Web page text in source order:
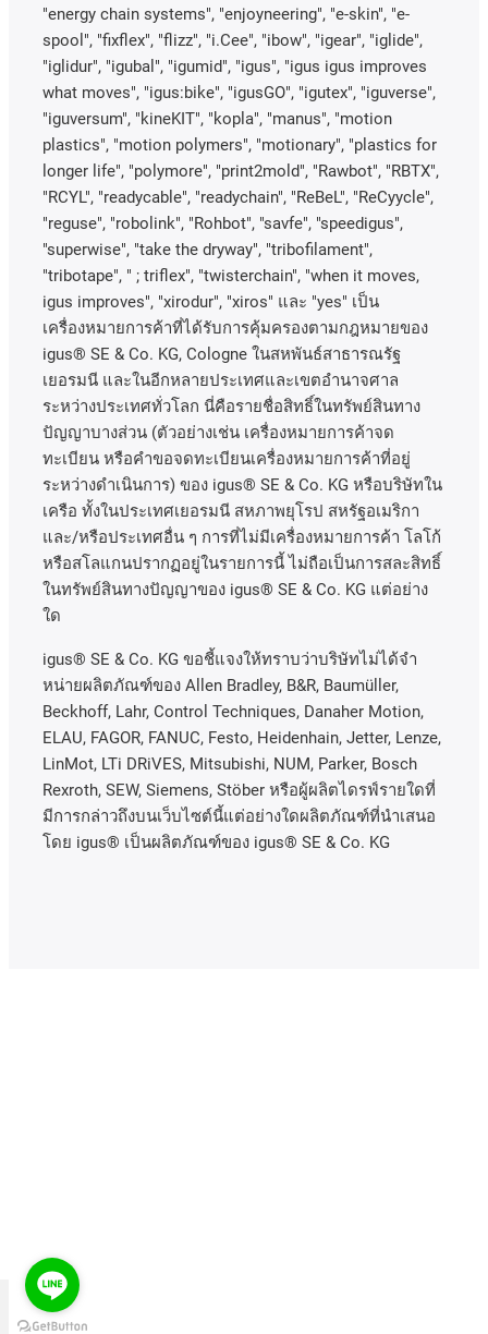
"energy chain systems", "enjoyneering", "e-skin", "e-
spool", "fixflex", "flizz", "i.Cee", "ibow", "igear", "iglide",
"iglidur", "igubal", "igumid", "igus", "igus igus improves
what moves", "igus:bike", "igusGO", "igutex", "iguverse",
"iguversum", "kineKIT", "kopla", "manus", "motion
plastics", "motion polymers", "motionary", "plastics for
longer life", "polymore", "print2mold", "Rawbot", "RBTX",
"RCYL", "readycable", "readychain", "ReBeL", "ReCyycle",
"reguse", "robolink", "Rohbot", "savfe", "speedigus",
"superwise", "take the dryway", "tribofilament",
"tribotape", " ; triflex", "twisterchain", "when it moves,
igus improves", "xirodur", "xiros" และ "yes" เป็น
เครื่องหมายการค้าที่ได้รับการคุ้มครองตามกฎหมายของ
igus® SE & Co. KG, Cologne ในสหพันธ์สาธารณรัฐ
เยอรมนี และในอีกหลายประเทศและเขตอํานาจศาล
ระหว่างประเทศทั่วโลก นี่คือรายชื่อสิทธิ์ในทรัพย์สินทาง
ปัญญาบางส่วน (ตัวอย่างเช่น เครื่องหมายการค้าจด
ทะเบียน หรือคำขอจดทะเบียนเครื่องหมายการค้าที่อยู่
ระหว่างดำเนินการ) ของ igus® SE & Co. KG หรือบริษัทใน
เครือ ทั้งในประเทศเยอรมนี สหภาพยุโรป สหรัฐอเมริกา
และ/หรือประเทศอื่น ๆ การที่ไม่มีเครื่องหมายการค้า โลโก้
หรือสโลแกนปรากฏอยู่ในรายการนี้ ไม่ถือเป็นการสละสิทธิ์
ในทรัพย์สินทางปัญญาของ igus® SE & Co. KG แต่อย่าง
ใด
igus® SE & Co. KG ขอชี้แจงให้ทราบว่าบริษัทไม่ได้จํา
หน่ายผลิตภัณฑ์ของ Allen Bradley, B&R, Baumüller,
Beckhoff, Lahr, Control Techniques, Danaher Motion,
ELAU, FAGOR, FANUC, Festo, Heidenhain, Jetter, Lenze,
LinMot, LTi DRiVES, Mitsubishi, NUM, Parker, Bosch
Rexroth, SEW, Siemens, Stöber หรือผู้ผลิตไดรฟ์รายใดที่
มีการกล่าวถึงบนเว็บไซต์นี้แต่อย่างใดผลิตภัณฑ์ที่นําเสนอ
โดย igus® เป็นผลิตภัณฑ์ของ igus® SE & Co. KG